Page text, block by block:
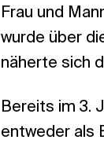
Frau und
wurde über
näherte sich
Bereits im 3.
entweder als